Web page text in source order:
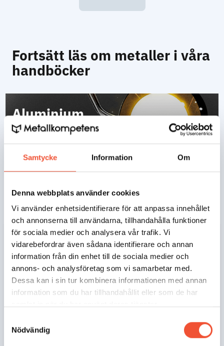
Samtycke Information Om
Denna webbplats använder cookies
Vi använder enhetsidentifierare för att anpassa innehållet
och annonserna till användarna, tillhandahålla funktioner
för sociala medier och analysera vår trafik. Vi
vidarebefordrar även sådana identifierare och annan
information från din enhet till de sociala medier och
annons- och analysföretag som vi samarbetar med.
Dessa kan i sin tur kombinera informationen med annan
information som du har tillhandahållit eller som de har
Nödvändig
Fortsätt läs om metaller i våra
handböcker
Aluminium
Läs om grundämnet aluminium som är
världens näst mest använda metall. Låg
återvinningsgrad - aluminium används i
många kvaliteter med olika egenskaper.
Gjuteriteknik
Här kan du lära dig om
ned metall och stöpa om det till
högkvalitativa produkter.